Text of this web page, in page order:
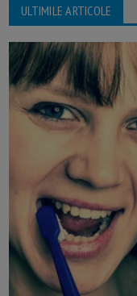
ULTIMILE ARTICOLE